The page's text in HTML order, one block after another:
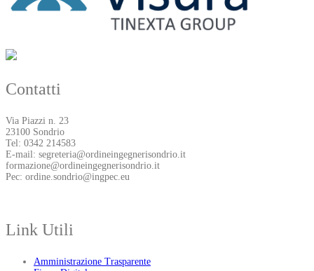
Contatti
Via Piazzi n. 23
23100 Sondrio
Tel: 0342 214583
E-mail: segreteria@ordineingegnerisondrio.it
formazione@ordineingegnerisondrio.it
Pec: ordine.sondrio@ingpec.eu
Link Utili
Amministrazione Trasparente